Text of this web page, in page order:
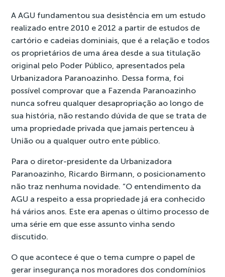
A AGU fundamentou sua desistência em um estudo
realizado entre 2010 e 2012 a partir de estudos de
cartório e cadeias dominiais, que é a relação e todos
os proprietários de uma área desde a sua titulação
original pelo Poder Público, apresentados pela
Urbanizadora Paranoazinho. Dessa forma, foi
possível comprovar que a Fazenda Paranoazinho
nunca sofreu qualquer desapropriação ao longo de
sua história, não restando dúvida de que se trata de
uma propriedade privada que jamais pertenceu à
União ou a qualquer outro ente público.
Para o diretor-presidente da Urbanizadora
Paranoazinho, Ricardo Birmann, o posicionamento
não traz nenhuma novidade. “O entendimento da
AGU a respeito a essa propriedade já era conhecido
há vários anos. Este era apenas o último processo de
uma série em que esse assunto vinha sendo
discutido.
O que acontece é que o tema cumpre o papel de
gerar insegurança nos moradores dos condomínios